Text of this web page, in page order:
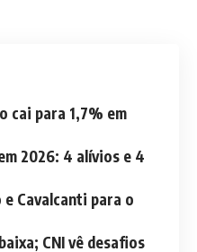
cai para 1,7% em
2026: 4 alívios e 4
Cavalcanti para o
CNI vê desafios